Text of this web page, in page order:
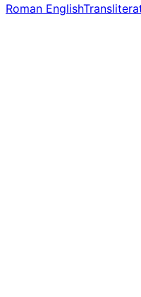
Roman English